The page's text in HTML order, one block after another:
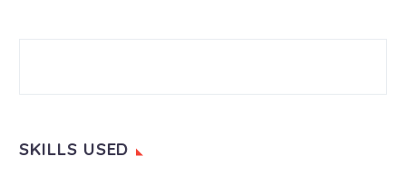
SKILLS USED